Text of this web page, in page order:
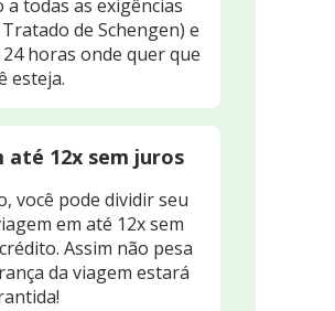
a todas as exigências
de Schengen) e
horas onde quer que
esteja.
até 12x sem juros
você pode dividir seu
em até 12x sem
Assim não pesa
da viagem estará